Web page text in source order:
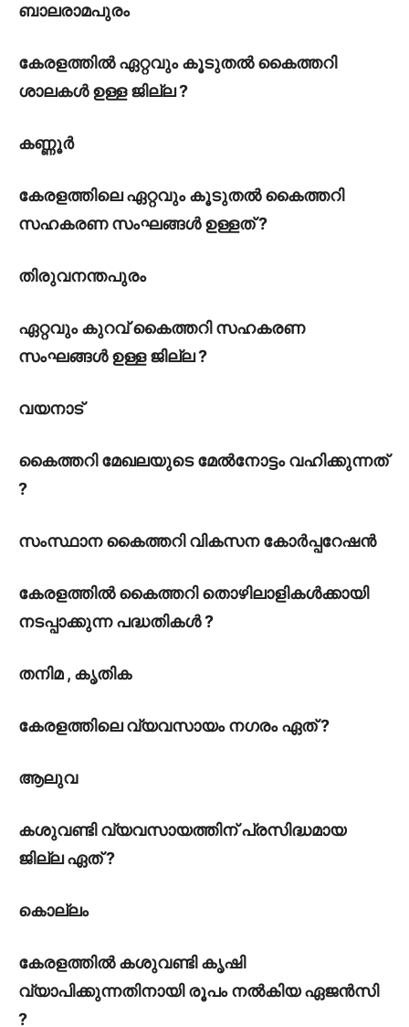
ബാലരാമപുരം
കേരളത്തിൽ ഏറ്റവും കൂടുതൽ കൈത്തറി
ശാലകൾ ഉള്ള ജില്ല ?
കണ്ണൂർ
കേരളത്തിലെ ഏറ്റവും കൂടുതൽ കൈത്തറി
സഹകരണ സംഘങ്ങൾ ഉള്ളത് ?
തിരുവനന്തപുരം
ഏറ്റവും കുറവ് കൈത്തറി സഹകരണ
സംഘങ്ങൾ ഉള്ള ജില്ല ?
വയനാട്
കൈത്തറി മേഖലയുടെ മേൽനോട്ടം വഹിക്കുന്നത്
?
സംസ്ഥാന കൈത്തറി വികസന കോർപ്പറേഷൻ
കേരളത്തിൽ കൈത്തറി തൊഴിലാളികൾക്കായി
നടപ്പാക്കുന്ന പദ്ധതികൾ ?
തനിമ , കൃതിക
കേരളത്തിലെ വ്യവസായം നഗരം ഏത് ?
ആലുവ
കശുവണ്ടി വ്യവസായത്തിന് പ്രസിദ്ധമായ
ജില്ല ഏത് ?
കൊല്ലം
കേരളത്തിൽ കശുവണ്ടി കൃഷി
വ്യാപിക്കുന്നതിനായി രൂപം നൽകിയ ഏജൻസി
?